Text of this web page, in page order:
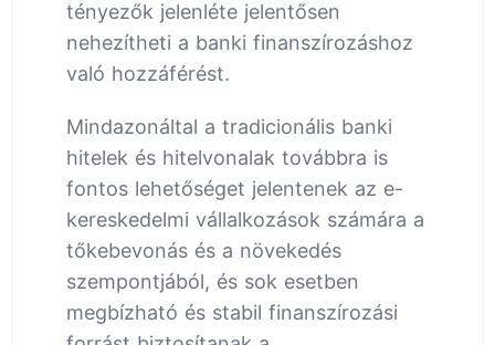
tényezők jelenléte jelentősen
nehezítheti a banki finanszírozáshoz
való hozzáférést.
Mindazonáltal a tradicionális banki
hitelek és hitelvonalak továbbra is
fontos lehetőséget jelentenek az e-
kereskedelmi vállalkozások számára a
tőkebevonás és a növekedés
szempontjából, és sok esetben
megbízható és stabil finanszírozási